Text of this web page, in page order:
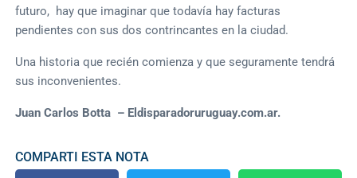
futuro, hay que imaginar que todavía hay facturas
pendientes con sus dos contrincantes en la ciudad.
Una historia que recién comienza y que seguramente tendrá
sus inconvenientes.
Juan Carlos Botta – Eldisparadoruruguay.com.ar.
COMPARTI ESTA NOTA